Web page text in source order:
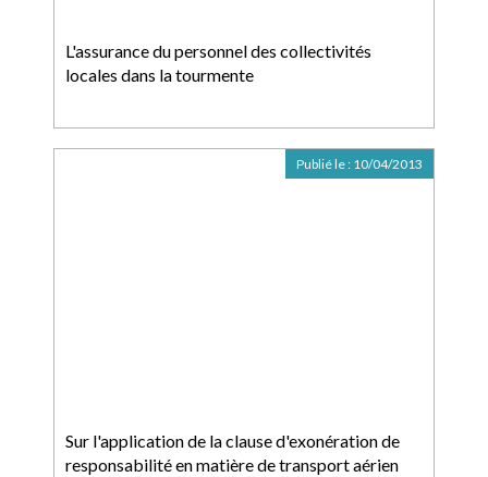
L'assurance du personnel des collectivités
locales dans la tourmente
Sur l'application de la clause d'exonération de
responsabilité en matière de transport aérien
Publié le : 10/04/2013